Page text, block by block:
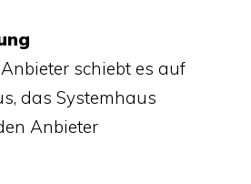
schiebt es auf
das Systemhaus
Anbieter